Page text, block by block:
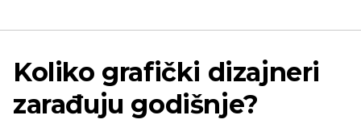
Koliko grafički dizajneri
zarađuju godišnje?